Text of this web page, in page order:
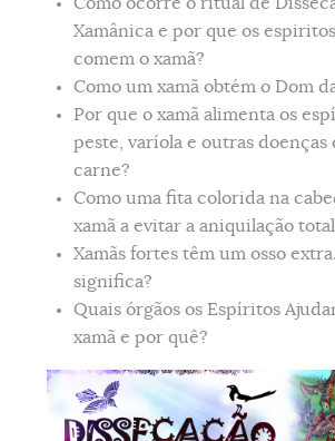
Como ocorre o ritual de
Xamânica e por que os
comem o xamã?
Como um xamã obtém o Dom
Por que o xamã alimenta os
peste, varíola e outras doenças
carne?
Como uma fita colorida na
xamã a evitar a aniquilação
Xamãs fortes têm um osso
significa?
Quais órgãos os Espíritos
xamã e por quê?